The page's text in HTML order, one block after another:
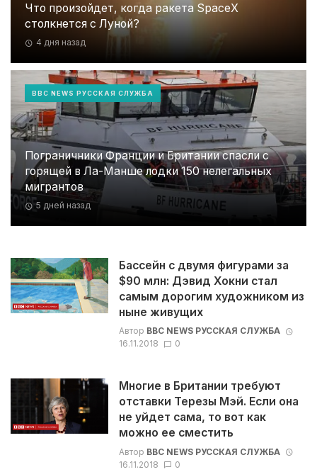
Что произойдет, когда ракета SpaceX
столкнется с Луной?
4 дня назад
Пограничники Франции и Британии спасли с
горящей в Ла-Манше лодки 150 нелегальных
мигрантов
5 дней назад
BBC NEWS РУССКАЯ СЛУЖБА
Бассейн с двумя фигурами за
$90 млн: Дэвид Хокни стал
самым дорогим художником из
ныне живущих
Автор BBC NEWS РУССКАЯ СЛУЖБА
16.11.2018
0
Многие в Британии требуют
отставки Терезы Мэй. Если она
не уйдет сама, то вот как
можно ее сместить
Автор BBC NEWS РУССКАЯ СЛУЖБА
16.11.2018
0